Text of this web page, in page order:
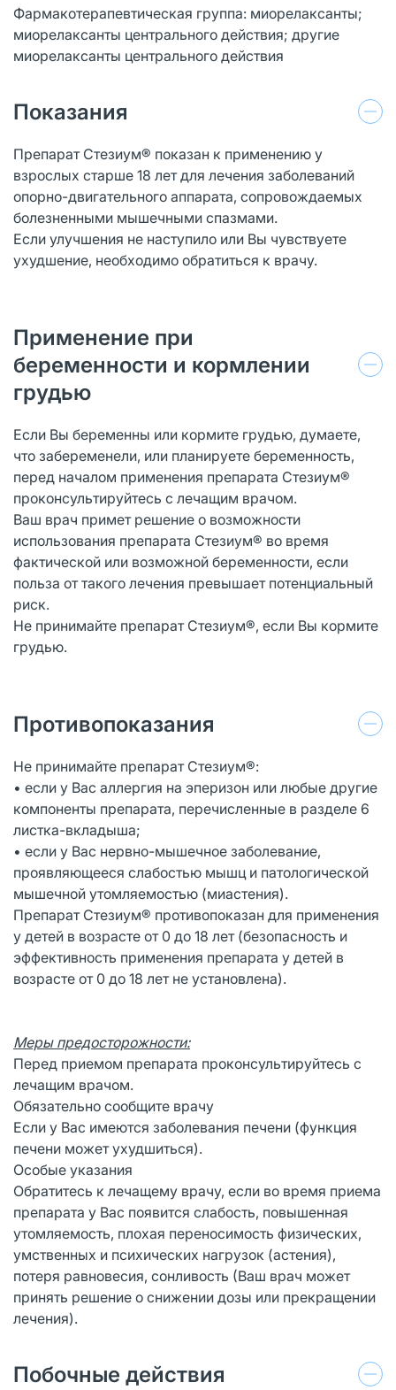
Фармакотерапевтическая группа: миорелаксанты;
миорелаксанты центрального действия; другие
миорелаксанты центрального действия
Показания
Препарат Стезиум® показан к применению у
взрослых старше 18 лет для лечения заболеваний
опорно-двигательного аппарата, сопровождаемых
болезненными мышечными спазмами.
Если улучшения не наступило или Вы чувствуете
ухудшение, необходимо обратиться к врачу.
Применение при
беременности и кормлении
грудью
Если Вы беременны или кормите грудью, думаете,
что забеременели, или планируете беременность,
перед началом применения препарата Стезиум®
проконсультируйтесь с лечащим врачом.
Ваш врач примет решение о возможности
использования препарата Стезиум® во время
фактической или возможной беременности, если
польза от такого лечения превышает потенциальный
риск.
Не принимайте препарат Стезиум®, если Вы кормите
грудью.
Противопоказания
Не принимайте препарат Стезиум®:
• если у Вас аллергия на эперизон или любые другие
компоненты препарата, перечисленные в разделе 6
листка-вкладыша;
• если у Вас нервно-мышечное заболевание,
проявляющееся слабостью мышц и патологической
мышечной утомляемостью (миастения).
Препарат Стезиум® противопоказан для применения
у детей в возрасте от 0 до 18 лет (безопасность и
эффективность применения препарата у детей в
возрасте от 0 до 18 лет не установлена).
Меры предосторожности:
Перед приемом препарата проконсультируйтесь с
лечащим врачом.
Обязательно сообщите врачу
Если у Вас имеются заболевания печени (функция
печени может ухудшиться).
Особые указания
Обратитесь к лечащему врачу, если во время приема
препарата у Вас появится слабость, повышенная
утомляемость, плохая переносимость физических,
умственных и психических нагрузок (астения),
потеря равновесия, сонливость (Ваш врач может
принять решение о снижении дозы или прекращении
лечения).
Побочные действия